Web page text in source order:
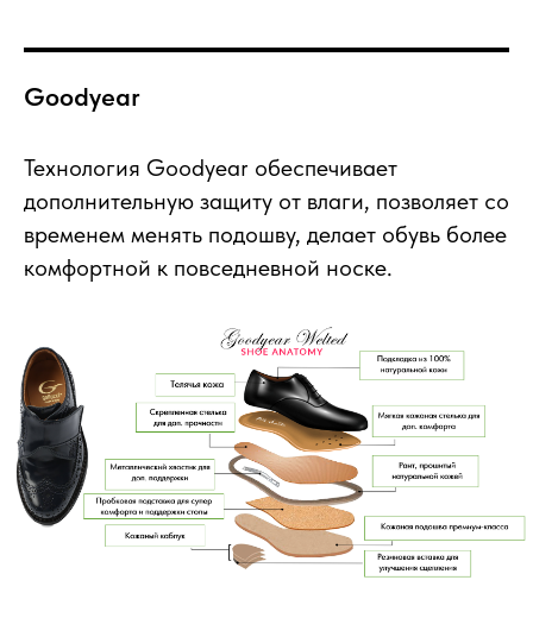
Goodyear
Технология Goodyear обеспечивает
дополнительную защиту от влаги, позволяет со
временем менять подошву, делает обувь более
комфортной к повседневной носке.